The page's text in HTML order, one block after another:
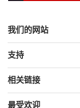
我们的网站
支持
相关链接
最受欢迎